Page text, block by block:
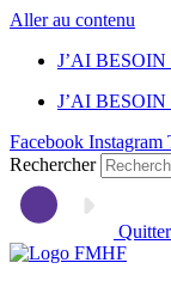
Aller au contenu
J’AI
J’AI
Facebook Instagram
Rechercher